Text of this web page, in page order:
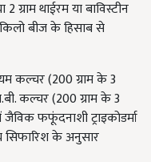
ग्राम थाईरम या बाविस्टीन
किलो बीज के हिसाब से
कल्चर (200 ग्राम के 3
कल्चर (200 ग्राम के 3
फफूंदनाशी ट्राइकोडर्मा
सिफारिश के अनुसार